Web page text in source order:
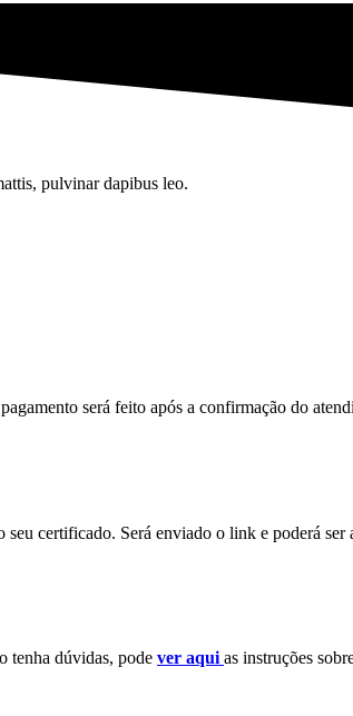
pulvinar dapibus leo.
será feito após a confirmação do
certificado. Será enviado o link e poderá ser
tenha dúvidas, pode ver aqui as instruções